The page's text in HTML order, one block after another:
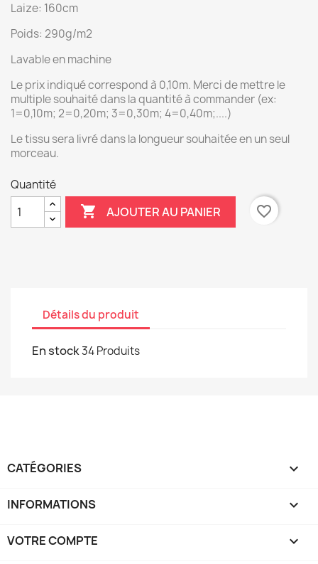
Laize: 160cm
Poids: 290g/m2
Lavable en machine
Le prix indiqué correspond à 0,10m. Merci de mettre le
multiple souhaité dans la quantité à commander (ex:
1=0,10m; 2=0,20m; 3=0,30m; 4=0,40m;....)
Le tissu sera livré dans la longueur souhaitée en un seul
morceau.
Quantité
 AJOUTER AU PANIER favorite_border
Détails du produit
En stock34 Produits
CATÉGORIES 
INFORMATIONS 
VOTRE COMPTE 